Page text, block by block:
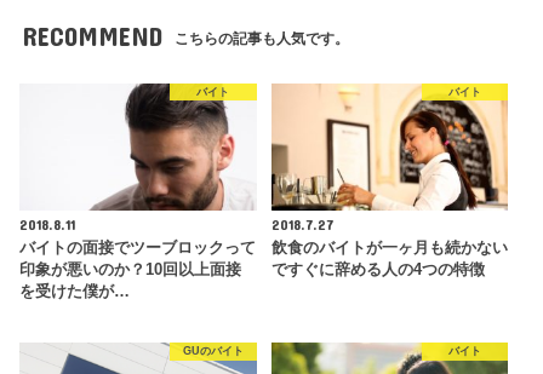
RECOMMEND こちらの記事も人気です。
バイト
2018.8.11
バイトの面接でツーブロックって
印象が悪いのか？10回以上面接
を受けた僕が…
バイト
2018.7.27
飲食のバイトが一ヶ月も続かない
ですぐに辞める人の4つの特徴
GUのバイト バイト